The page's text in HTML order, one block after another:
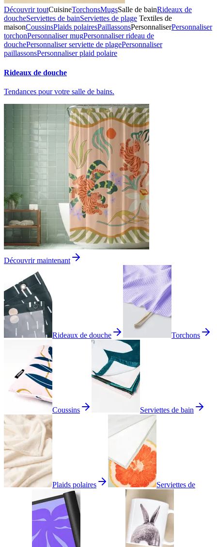
Découvrir toutCuisineTorchonsMugsSalle de bainRideaux de
doucheServiettes de bainServiettes de plage Textiles de
maisonCoussinsPlaids polairesPaillassonsPersonnaliserPersonnaliser
torchonPersonnaliser mugPersonnaliser rideau de
douchePersonnaliser serviette de plagePersonnaliser
paillassonsPersonnaliser plaid polaire
Rideaux de douche
Tendances pour votre salle de bains.
Découvrir maintenant
Rideaux de douche Torchons
Coussins Serviettes de bain
Plaids polaires Serviettes de